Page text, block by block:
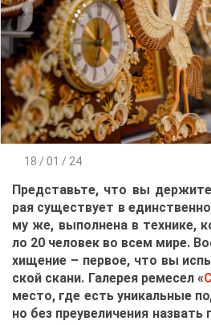
18 / 01 / 24
Пред­ставь­те, что вы
рая су­ще­ству­ет в
му же, вы­пол­не­на в тех­ни­ке,
ло 20 че­ло­век во всем ми­ре.
хи­ще­ние – пер­вое, что вы
ской ска­ни. Га­ле­рея ре­ме­сел «
ме­сто, где есть уни­каль­ные
но без пре­уве­ли­че­ния